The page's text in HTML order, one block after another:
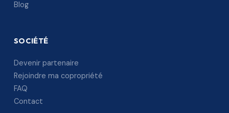
Blog
SOCIÉTÉ
Devenir partenaire
Rejoindre ma copropriété
FAQ
Contact